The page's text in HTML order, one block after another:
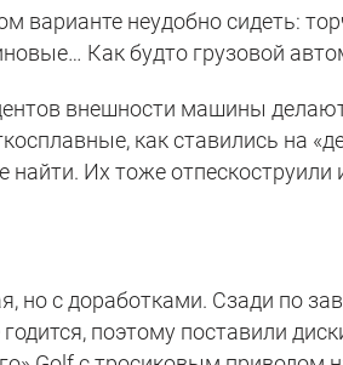
варианте неудобно сидеть:
Как будто грузовой
внешности машины
как ставились на
найти. Их тоже
но с доработками. Сзади по
поэтому поставили